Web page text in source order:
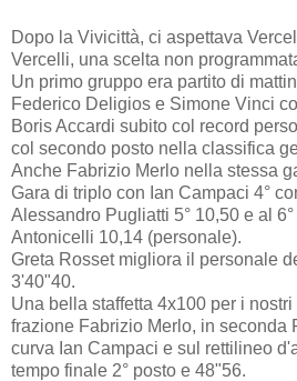
Dopo la Vivicittà, ci aspettava
Vercelli, una scelta non
Un primo gruppo era partito di
Federico Deligios e Simone Vinci
Boris Accardi subito col record
col secondo posto nella classifica
Anche Fabrizio Merlo nella stessa
Gara di triplo con Ian Campaci 4°
Alessandro Pugliatti 5° 10,50 e al
Antonicelli 10,14 (personale).
Greta Rosset migliora il personale
3'40"40.
Una bella staffetta 4x100 per i
frazione Fabrizio Merlo, in seconda
curva Ian Campaci e sul rettilineo
tempo finale 2° posto e 48"56.